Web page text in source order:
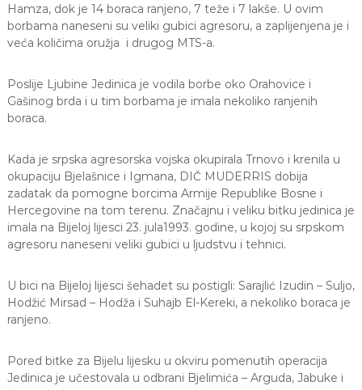
Hamza, dok je 14 boraca ranjeno, 7 teže i 7 lakše. U ovim
borbama naneseni su veliki gubici agresoru, a zaplijenjena je i
veća količima oružja i drugog MTS-a.
Poslije Ljubine Jedinica je vodila borbe oko Orahovice i
Gašinog brda i u tim borbama je imala nekoliko ranjenih
boraca.
Kada je srpska agresorska vojska okupirala Trnovo i krenila u
okupaciju Bjelašnice i Igmana, DIČ MUDERRIS dobija
zadatak da pomogne borcima Armije Republike Bosne i
Hercegovine na tom terenu. Značajnu i veliku bitku jedinica je
imala na Bijeloj lijesci 23. jula1993. godine, u kojoj su srpskom
agresoru naneseni veliki gubici u ljudstvu i tehnici.
U bici na Bijeloj lijesci šehadet su postigli: Sarajlić Izudin – Suljo,
Hodžić Mirsad – Hodža i Suhajb El-Kereki, a nekoliko boraca je
ranjeno.
Pored bitke za Bijelu lijesku u okviru pomenutih operacija
Jedinica je učestovala u odbrani Bjelimića – Arguda, Jabuke i